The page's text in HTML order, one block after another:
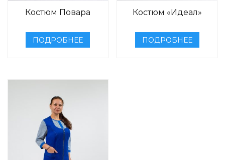
Костюм Повара
ПОДРОБНЕЕ
Костюм «Идеал»
ПОДРОБНЕЕ